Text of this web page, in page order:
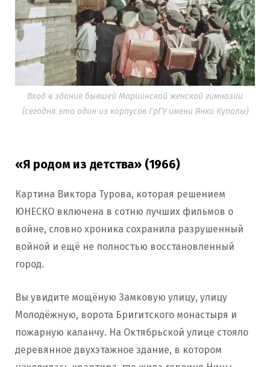
Вход в здание бывшей Мариинской женской гимназии
(сегодня это один из корпусов ГрГУ имени Янки Купалы)
«Я родом из детства» (1966)
Картина Виктора Турова, которая решением
ЮНЕСКО включена в сотню лучших фильмов о
войне, словно хроника сохранила разрушенный
войной и ещё не полностью восстановленный
город.
Вы увидите мощёную Замковую улицу, улицу
Молодёжную, ворота Бригитского монастыря и
пожарную каланчу. На Октябрьской улице стояло
деревянное двухэтажное здание, в котором